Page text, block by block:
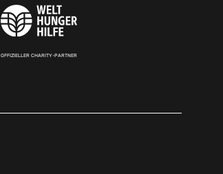
OFFIZIELLER CHARITY-PARTNER